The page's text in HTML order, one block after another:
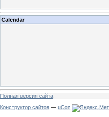
Calendar
Полная версия сайта
Конструктор сайтов — uCoz